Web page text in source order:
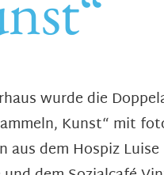
wurde die
Kunst“ mit
aus dem Hospiz